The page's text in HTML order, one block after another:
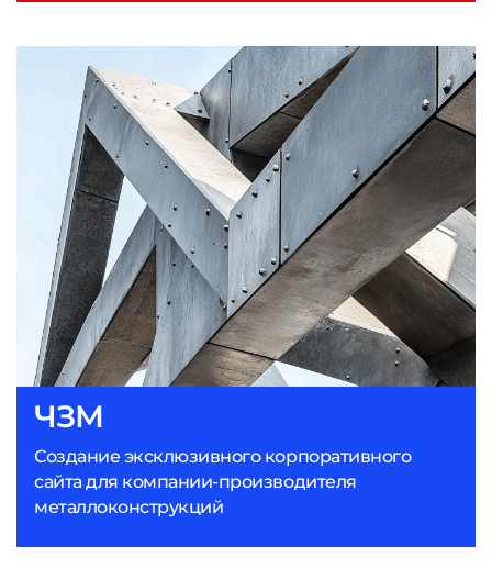
ЧЗМ
Создание эксклюзивного корпоративного
сайта для компании-производителя
металлоконструкций